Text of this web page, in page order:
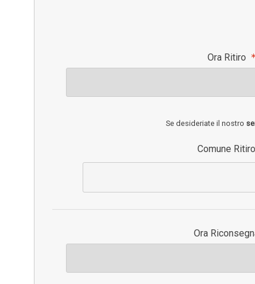
Ora Ritiro
Se desideriate il nostro
Comune Ritiro
Ora